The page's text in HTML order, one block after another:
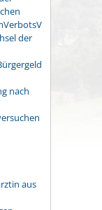
der
nach
aus